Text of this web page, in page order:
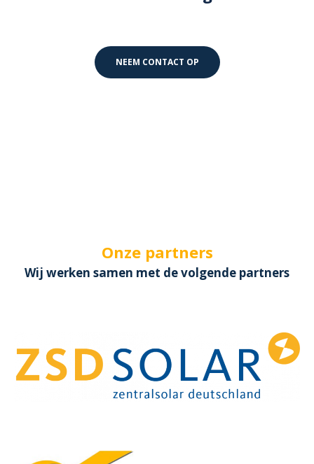
NEEM CONTACT OP
Onze partners
Wij werken samen met de volgende partners